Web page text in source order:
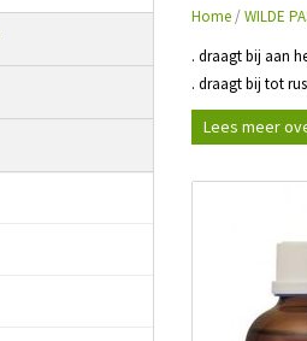
Home /WILDE
. draagt bij aan
. draagt bij tot
Lees meer